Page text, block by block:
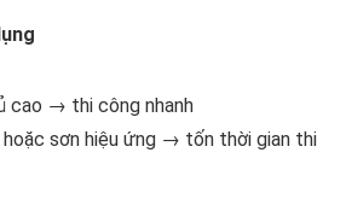
cao → thi công nhanh
sơn hiệu ứng → tốn thời gian thi